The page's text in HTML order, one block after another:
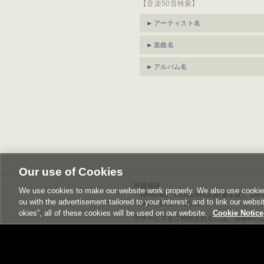
【音楽50音検索】
アーティスト名
楽曲名
アルバム名
推奨環境
Windows : Microsoft Edge(最新版)、
Mac : Safari 7.0以降
サービスをご利用されるには、情報料の
サービス名称や内容、アクセス方法や
Our use of Cookies
We use cookies to make our website work properly. We also use
ou with the advertisement tailored to your interest, and to link our
okies”, all of these cookies will be used on our website.
Cookie Notice